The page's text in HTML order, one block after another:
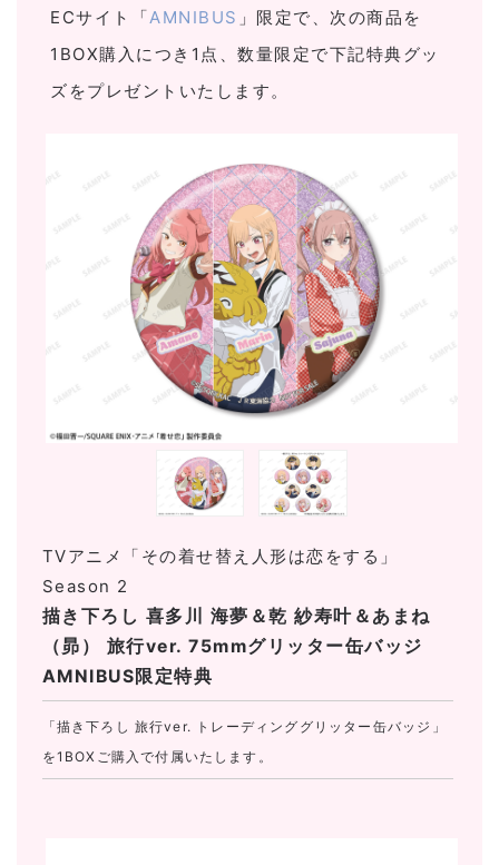
ECサイト「AMNIBUS 」限定で、次の商品を
1BOX購入につき1点、数量限定で下記特典グッ
ズをプレゼントいたします。
描き下ろし 喜多川 海夢＆乾 紗寿叶＆あまね
（昴） 旅行ver. 75mmグリッター缶バッジ
AMNIBUS限定特典
TVアニメ「その着せ替え人形は恋をする」
Season 2
「描き下ろし 旅行ver. トレーディンググリッター缶バッジ」
を1BOXご購入で付属いたします。